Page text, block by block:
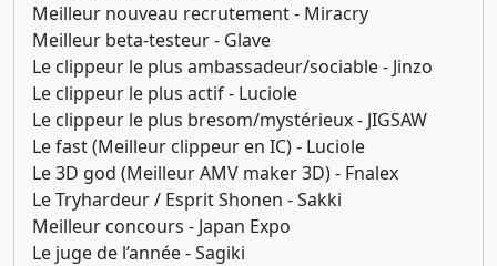
Meilleur nouveau recrutement - Miracry
Meilleur beta-testeur - Glave
Le clippeur le plus ambassadeur/sociable - Jinzo
Le clippeur le plus actif - Luciole
Le clippeur le plus bresom/mystérieux - JIGSAW
Le fast (Meilleur clippeur en IC) - Luciole
Le 3D god (Meilleur AMV maker 3D) - Fnalex
Le Tryhardeur / Esprit Shonen - Sakki
Meilleur concours - Japan Expo
Le juge de l’année - Sagiki